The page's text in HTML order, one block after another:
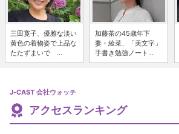
三田寛子、優雅な淡い
黄色の着物姿で上品な
たたずまいで ...
加藤茶の45歳年下
妻・綾菜、「美文字」
手書き勉強ノート...
J-CAST 会社ウォッチ
アクセスランキング